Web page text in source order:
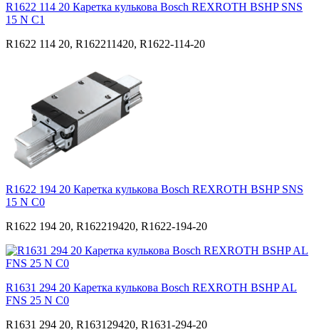
R1622 114 20 Каретка кулькова Bosch REXROTH BSHP SNS
15 N С1
R1622 114 20, R162211420, R1622-114-20
R1622 194 20 Каретка кулькова Bosch REXROTH BSHP SNS
15 N С0
R1622 194 20, R162219420, R1622-194-20
R1631 294 20 Каретка кулькова Bosch REXROTH BSHP AL
FNS 25 N С0
R1631 294 20, R163129420, R1631-294-20